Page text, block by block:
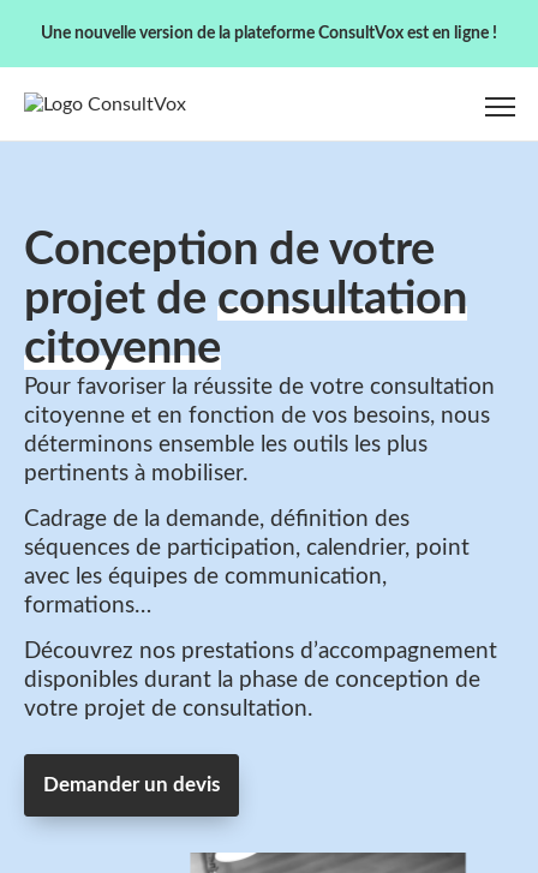
Une nouvelle version de la plateforme ConsultVox est en ligne !
Conception de votre
projet de consultation
citoyenne
Pour favoriser la réussite de votre consultation
citoyenne et en fonction de vos besoins, nous
déterminons ensemble les outils les plus
pertinents à mobiliser.
Cadrage de la demande, définition des
séquences de participation, calendrier, point
avec les équipes de communication,
formations…
Découvrez nos prestations d’accompagnement
disponibles durant la phase de conception de
votre projet de consultation.
Demander un devis